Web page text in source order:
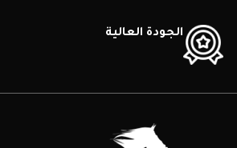
الجودة العالية